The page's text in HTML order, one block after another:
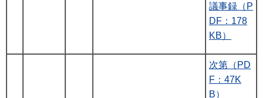
議事録（P
DF：178
KB）
次第（PD
F：47K
B）